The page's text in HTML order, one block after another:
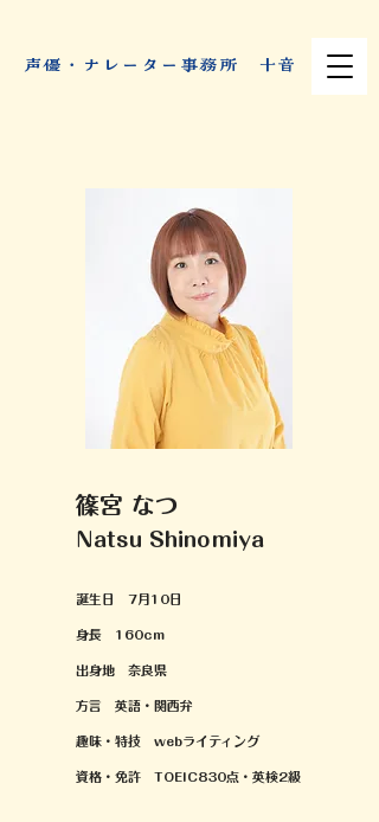
​声優・ナレーター事務所 十音
篠宮 なつ
Natsu Shinomiya
誕生日 7月10日
身長 160cm
出身地 奈良県
​方言 英語・関西弁
趣味・特技 webライティング
資格・免許 TOEIC830点・英検2級